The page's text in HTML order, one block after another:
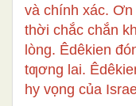
và chính xác.
thời chắc chắn
lòng. Êdêkien
tƣơng lai.
hy vọng của